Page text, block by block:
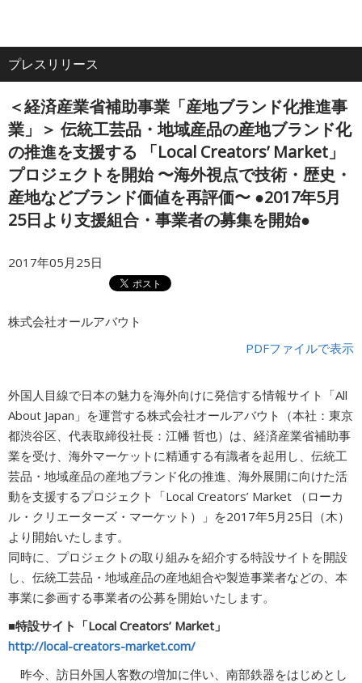
All
About
シ
ョ
ン
ホーム
企業情報
IR・投資家情報
サービス
広告商品のご案内
ソーシャルアカウント
閉じる
＜経済産業省補助事業「産地ブランド化推進事
業」＞ 伝統工芸品・地域産品の産地ブランド化
の推進を支援する 「Local Creators’ Market」
プロジェクトを開始 〜海外視点で技術・歴史・
産地などブランド価値を再評価〜 ●2017年5月
25日より支援組合・事業者の募集を開始●
2017年05月25日
株式会社オールアバウト
PDFファイルで表示
外国人目線で日本の魅力を海外向けに発信する情報サイト「All
About Japan」を運営する株式会社オールアバウト（本社：東京
都渋谷区、代表取締役社長：江幡 哲也）は、経済産業省補助事
業を受け、海外マーケットに精通する有識者を起用し、伝統工
芸品・地域産品の産地ブランド化の推進、海外展開に向けた活
動を支援するプロジェクト「Local Creators’ Market （ローカ
ル・クリエーターズ・マーケット）」を2017年5月25日（木）
より開始いたします。
同時に、プロジェクトの取り組みを紹介する特設サイトを開設
し、伝統工芸品・地域産品の産地組合や製造事業者などの、本
事業に参画する事業者の公募を開始いたします。
■特設サイト「Local Creators’ Market」
http://local-creators-market.com/
昨今、訪日外国人客数の増加に伴い、南部鉄器をはじめとし
プレスリリース